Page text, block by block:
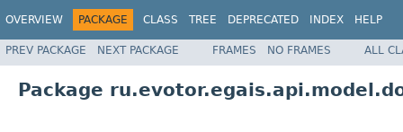
OVERVIEW PACKAGE CLASS TREE DEPRECATED INDEX HELP
PREV PACKAGE NEXT PACKAGE FRAMES NO FRAMES ALL
Package